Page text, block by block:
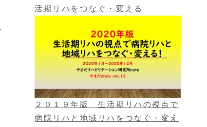
活期リハをつなぐ・変える
２０１９年版 生活期リハの視点で
病院リハと地域リハをつなぐ・変え